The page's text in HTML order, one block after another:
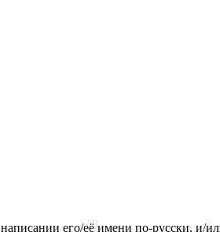
его/её имени по-русски, и/